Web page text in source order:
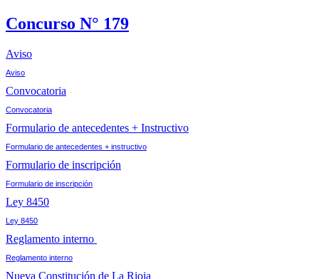
Concurso N° 179
Aviso
Aviso
Convocatoria
Convocatoria
Formulario de antecedentes + Instructivo
Formulario de antecedentes + instructivo
Formulario de inscripción
Formulario de inscripción
Ley 8450
Ley 8450
Reglamento interno
Reglamento interno
Nueva Constitución de La Rioja